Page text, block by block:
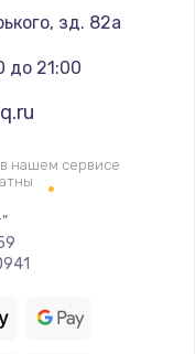
зд. 82а
до 21:00
нашем сервисе